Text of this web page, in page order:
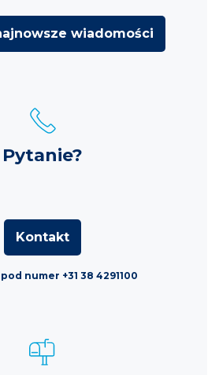
wiadomości
Pytanie?
Kontakt
numer +31 38 4291100